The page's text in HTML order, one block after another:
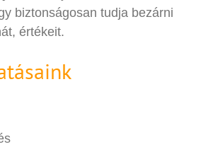
biztonságosan tudja bezárni
értékeit.